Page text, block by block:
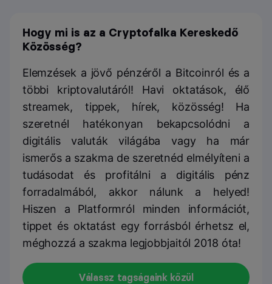
Hogy mi is az a Cryptofalka Kereskedő
Közösség?
Elemzések a jövő pénzéről a Bitcoinról és a
többi kriptovalutáról! Havi oktatások, élő
streamek, tippek, hírek, közösség! Ha
szeretnél hatékonyan bekapcsolódni a
digitális valuták világába vagy ha már
ismerős a szakma de szeretnéd elmélyíteni a
tudásodat és profitálni a digitális pénz
forradalmából, akkor nálunk a helyed!
Hiszen a Platformról minden információt,
tippet és oktatást egy forrásból érhetsz el,
méghozzá a szakma legjobbjaitól 2018 óta!
Válassz tagságaink közül